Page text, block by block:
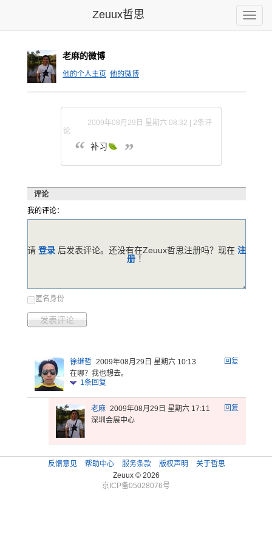
Toggle
Zeuux哲思
老麻的微博
他的个人主页 他的微博
2009年08月29日 星期六 08:32 | 2条评
论
补习
评论
我的评论：
匿名身份
发表评论
请 登录 后发表评论。还没有在Zeuux哲思注册吗？现在 注
册 ！
回复
徐继哲 2009年08月29日 星期六 10:13
在哪？我也想去。
1条回复
回复
老麻 2009年08月29日 星期六 17:11
深圳会展中心
反馈意见 帮助中心 服务条款 版权声明
关于哲思
Zeuux © 2026
京ICP备05028076号